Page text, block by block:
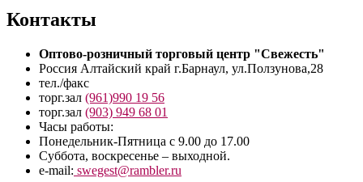
Контакты
Оптово-розничный торговый центр "Свежесть"
Россия Алтайский край г.Барнаул, ул.Ползунова,28
тел./факс
торг.зал (961)990 19 56
торг.зал (903) 949 68 01
Часы работы:
Понедельник-Пятница с 9.00 до 17.00
Суббота, воскресенье – выходной.
e-mail: swegest@rambler.ru